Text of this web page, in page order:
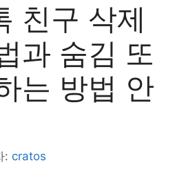
친구 삭제
과 숨김 또
는 방법 안
: cratos